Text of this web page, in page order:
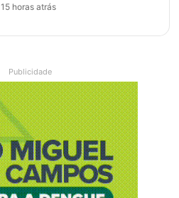
15 horas atrás
Publicidade